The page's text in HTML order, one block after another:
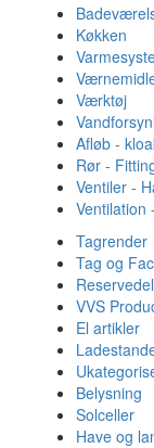
Køkken
Værktøj
Afløb -
Rør -
Ventiler -
Ventilation
Tagrender
Tag og
VVS
El artikler
Belysning
Solceller
Have og